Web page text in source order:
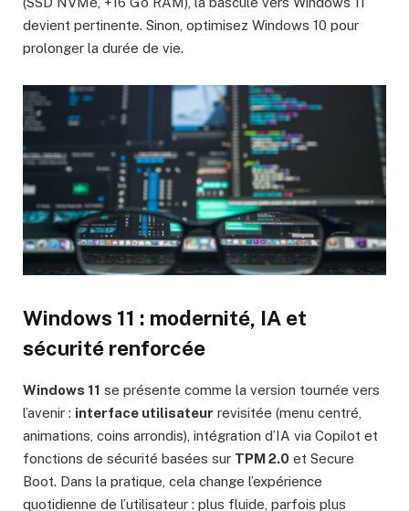
devient pertinente. Sinon, optimisez Windows 10 pour
prolonger la durée de vie.
Windows 11 : modernité, IA et
sécurité renforcée
Windows 11 se présente comme la version tournée vers
l’avenir : interface utilisateur revisitée (menu centré,
animations, coins arrondis), intégration d’IA via Copilot et
fonctions de sécurité basées sur TPM 2.0 et Secure
Boot. Dans la pratique, cela change l’expérience
quotidienne de l’utilisateur : plus fluide, parfois plus